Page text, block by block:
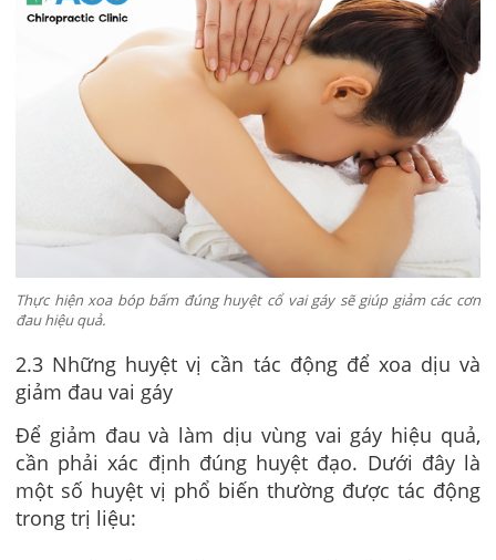
Thực hiện xoa bóp bấm đúng huyệt cổ vai gáy sẽ giúp giảm các cơn
đau hiệu quả.
2.3 Những huyệt vị cần tác động để xoa dịu và
giảm đau vai gáy
Để giảm đau và làm dịu vùng vai gáy hiệu quả,
cần phải xác định đúng huyệt đạo. Dưới đây là
một số huyệt vị phổ biến thường được tác động
trong trị liệu: